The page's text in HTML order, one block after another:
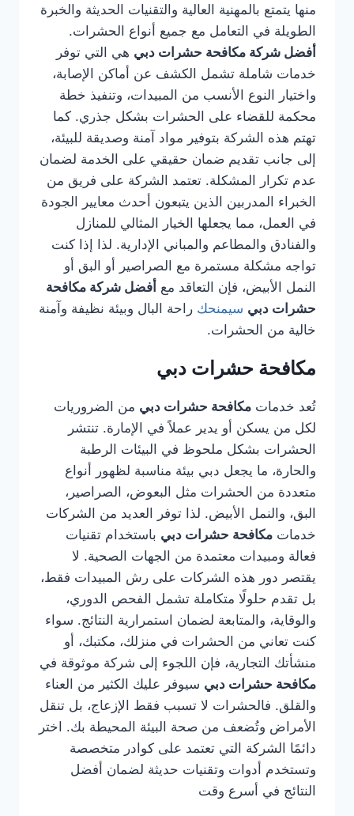
منها يتمتع بالمهنية العالية والتقنيات الحديثة والخبرة
الطويلة في التعامل مع جميع أنواع الحشرات.
أفضل شركة مكافحة حشرات دبي هي التي توفر
خدمات شاملة تشمل الكشف عن أماكن الإصابة،
واختيار النوع الأنسب من المبيدات، وتنفيذ خطة
محكمة للقضاء على الحشرات بشكل جذري. كما
تهتم هذه الشركة بتوفير مواد آمنة وصديقة للبيئة،
إلى جانب تقديم ضمان حقيقي على الخدمة لضمان
عدم تكرار المشكلة. تعتمد الشركة على فريق من
الخبراء المدربين الذين يتبعون أحدث معايير الجودة
في العمل، مما يجعلها الخيار المثالي للمنازل
والفنادق والمطاعم والمباني الإدارية. لذا إذا كنت
تواجه مشكلة مستمرة مع الصراصير أو البق أو
النمل الأبيض، فإن التعاقد مع أفضل شركة مكافحة
حشرات دبي سيمنحك راحة البال وبيئة نظيفة وآمنة
خالية من الحشرات.
مكافحة حشرات دبي
تُعد خدمات مكافحة حشرات دبي من الضروريات
لكل من يسكن أو يدير عملاً في الإمارة. تنتشر
الحشرات بشكل ملحوظ في البيئات الرطبة
والحارة، ما يجعل دبي بيئة مناسبة لظهور أنواع
متعددة من الحشرات مثل البعوض، الصراصير،
البق، والنمل الأبيض. لذا توفر العديد من الشركات
خدمات مكافحة حشرات دبي باستخدام تقنيات
فعالة ومبيدات معتمدة من الجهات الصحية. لا
يقتصر دور هذه الشركات على رش المبيدات فقط،
بل تقدم حلولًا متكاملة تشمل الفحص الدوري،
والوقاية، والمتابعة لضمان استمرارية النتائج. سواء
كنت تعاني من الحشرات في منزلك، مكتبك، أو
منشأتك التجارية، فإن اللجوء إلى شركة موثوقة في
مكافحة حشرات دبي سيوفر عليك الكثير من العناء
والقلق. فالحشرات لا تسبب فقط الإزعاج، بل تنقل
الأمراض وتُضعف من صحة البيئة المحيطة بك. اختر
دائمًا الشركة التي تعتمد على كوادر متخصصة
وتستخدم أدوات وتقنيات حديثة لضمان أفضل
النتائج في أسرع وقت